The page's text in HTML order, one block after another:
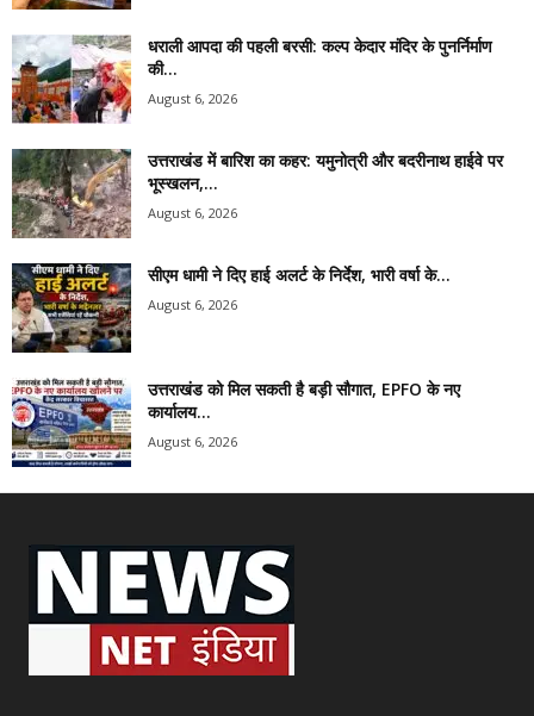
धराली आपदा की पहली बरसी: कल्प केदार मंदिर के पुनर्निर्माण
की...
August 6, 2026
उत्तराखंड में बारिश का कहर: यमुनोत्री और बदरीनाथ हाईवे पर
भूस्खलन,...
August 6, 2026
सीएम धामी ने दिए हाई अलर्ट के निर्देश, भारी वर्षा के...
August 6, 2026
उत्तराखंड को मिल सकती है बड़ी सौगात, EPFO के नए
कार्यालय...
August 6, 2026